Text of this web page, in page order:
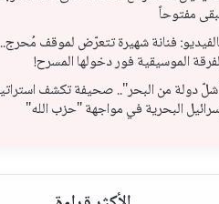
يبقى مفتوحاً
مفتوحاً
فنانة شهيرة تتعرّض لموقف
الموسيقية فور دخولها المسرح!
دولة من البحر".. صحيفة تكشف
البحرية في مواجهة "حزب الله"